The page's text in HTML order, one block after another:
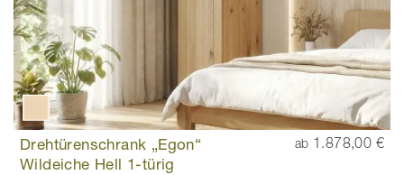
Drehtürenschrank „Egon“
Wildeiche Hell 1-türig
ab 1.878,00 €